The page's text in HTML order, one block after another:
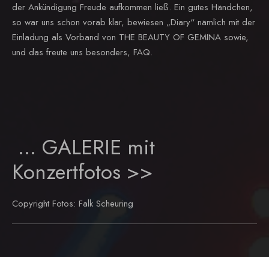
der Ankündigung Freude aufkommen ließ. Ein gutes Händchen,
so war uns schon vorab klar, bewiesen „Diary“ nämlich mit der
Einladung als Vorband von THE BEAUTY OF GEMINA sowie,
und das freute uns besonders, FAQ.
... GALERIE mit
Konzertfotos >>
Copyright Fotos: Falk Scheuring